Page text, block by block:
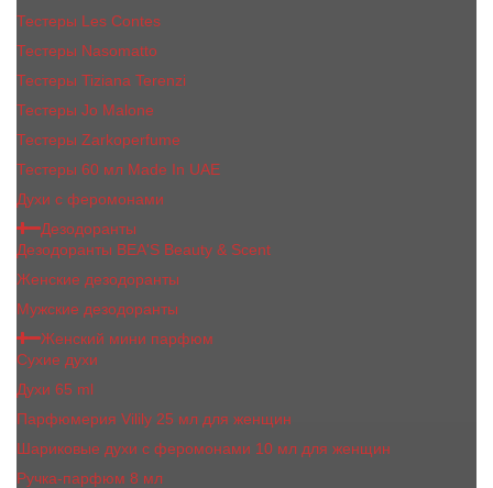
Тестеры Les Contes
Тестеры Nasomatto
Тестеры Tiziana Terenzi
Тестеры Jо Malоnе
Тестеры Zarkoperfume
Тестеры 60 мл Made In UAE
Духи с феромонами
Дезодоранты
Дезодоранты BEA'S Beauty & Scent
Женские дезодоранты
Мужские дезодоранты
Женский мини парфюм
Сухие духи
Духи 65 ml
Парфюмерия Vilily 25 мл для женщин
Шариковые духи с феромонами 10 мл для женщин
Ручка-парфюм 8 мл